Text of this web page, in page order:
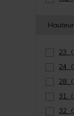
23
24
28
31
32